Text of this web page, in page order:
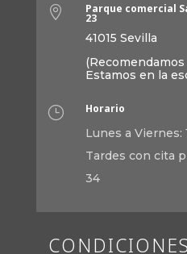
 Parque comercial
23
41015 Sevilla
Estamos en la
} Horario
Lunes a Viernes:
Tardes con cita
34